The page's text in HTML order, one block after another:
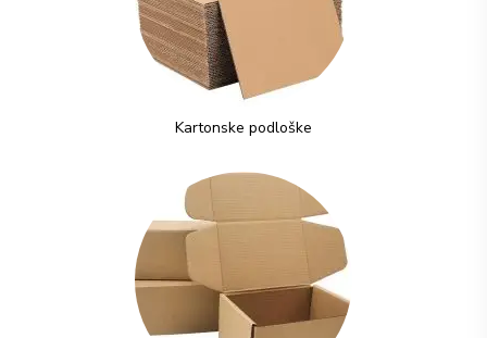
Kartonske podloške